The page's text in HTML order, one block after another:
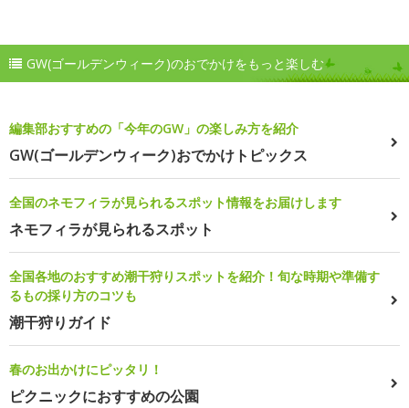
GW(ゴールデンウィーク)のおでかけをもっと楽しむ
編集部おすすめの「今年のGW」の楽しみ方を紹介
GW(ゴールデンウィーク)おでかけトピックス
全国のネモフィラが見られるスポット情報をお届けします
ネモフィラが見られるスポット
全国各地のおすすめ潮干狩りスポットを紹介！旬な時期や準備す
るもの採り方のコツも
潮干狩りガイド
春のお出かけにピッタリ！
ピクニックにおすすめの公園